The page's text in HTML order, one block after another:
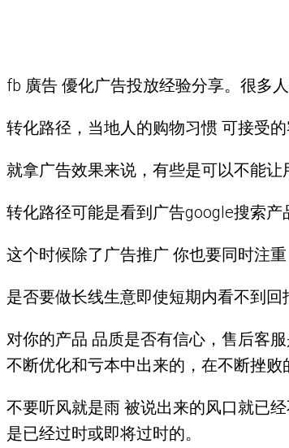
fb 廣告 優化广告投放经验分享。很多
转化路径，当地人的购物习惯 可接受
就拿广告效果来说，有些是可以不能让
转化路径可能是看到广告google搜索产
这个时候除了广告推广 你也要同时注重
是否要做长线生意即使短期内看不到回
对你的产品 品质是否有信心，售后客
不断优化和亏本中出来的，在不断挫败
不要听风就是雨 被说出来的风口就已
是已经过时或即将过时的。